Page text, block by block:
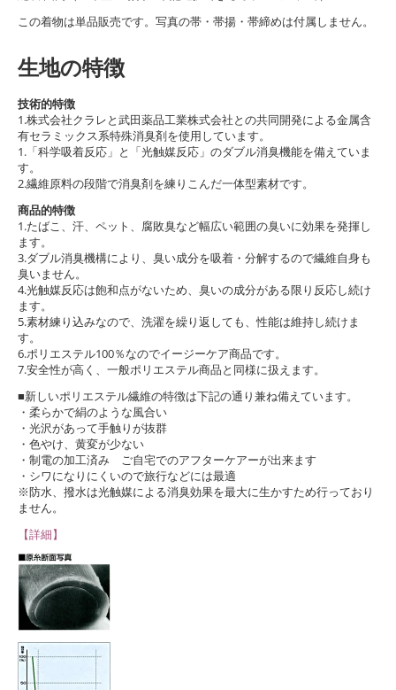
この着物は単品販売です。写真の帯・帯揚・帯締めは付属しません。
生地の特徴
技術的特徴
1.株式会社クラレと武田薬品工業株式会社との共同開発による金属含
有セラミックス系特殊消臭剤を使用しています。
1.「科学吸着反応」と「光触媒反応」のダブル消臭機能を備えていま
す。
2.繊維原料の段階で消臭剤を練りこんだ一体型素材です。
商品的特徴
1.たばこ、汗、ペット、腐敗臭など幅広い範囲の臭いに効果を発揮し
ます。
3.ダブル消臭機構により、臭い成分を吸着・分解するので繊維自身も
臭いません。
4.光触媒反応は飽和点がないため、臭いの成分がある限り反応し続け
ます。
5.素材練り込みなので、洗濯を繰り返しても、性能は維持し続けま
す。
6.ポリエステル100％なのでイージーケア商品です。
7.安全性が高く、一般ポリエステル商品と同様に扱えます。
■新しいポリエステル繊維の特徴は下記の通り兼ね備えています。
・柔らかで絹のような風合い
・光沢があって手触りが抜群
・色やけ、黄変が少ない
・制電の加工済み ご自宅でのアフターケアーが出来ます
・シワになりにくいので旅行などには最適
※防水、撥水は光触媒による消臭効果を最大に生かすため行っており
ません。
【詳細】